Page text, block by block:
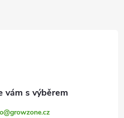
@growzone.cz